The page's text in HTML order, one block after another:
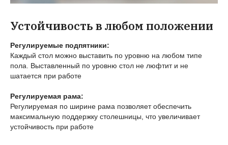
Устойчивость в любом положении
Регулируемые подпятники:
Каждый стол можно выставить по уровню на любом типе
пола. Выставленный по уровню стол не люфтит и не
шатается при работе
Регулируемая рама:
Регулируемая по ширине рама позволяет обеспечить
максимальную поддержку столешницы, что увеличивает
устойчивость при работе